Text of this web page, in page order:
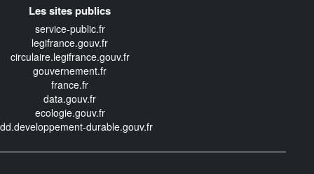
Les sites publics
service-public.fr
legifrance.gouv.fr
circulaire.legifrance.gouv.fr
gouvernement.fr
france.fr
data.gouv.fr
ecologie.gouv.fr
durable.gouv.fr